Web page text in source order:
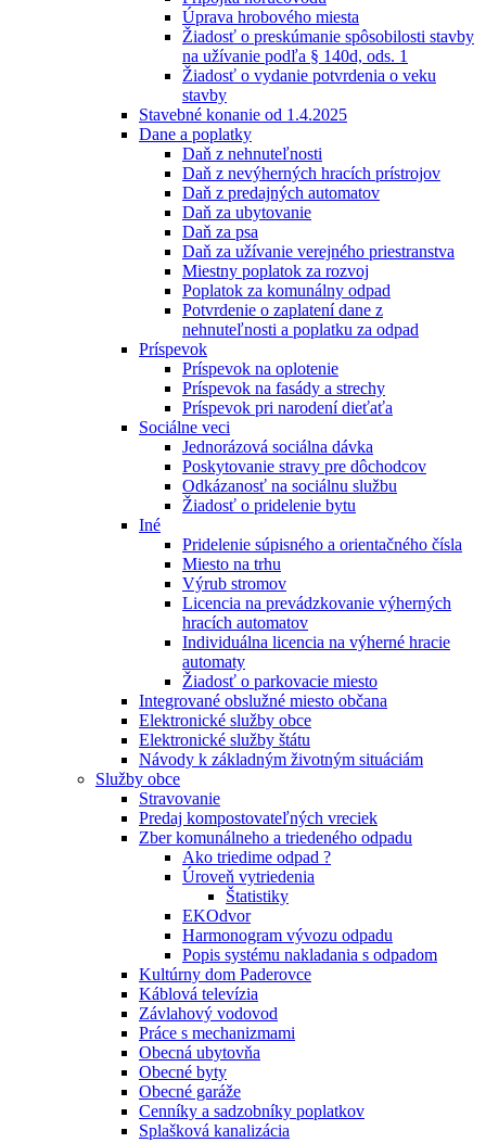
Úprava hrobového miesta
Žiadosť o preskúmanie spôsobilosti stavby
na užívanie podľa § 140d, ods. 1
Žiadosť o vydanie potvrdenia o veku
stavby
Stavebné konanie od 1.4.2025
Dane a poplatky
Daň z nehnuteľnosti
Daň z nevýherných hracích prístrojov
Daň z predajných automatov
Daň za ubytovanie
Daň za psa
Daň za užívanie verejného priestranstva
Miestny poplatok za rozvoj
Poplatok za komunálny odpad
Potvrdenie o zaplatení dane z
nehnuteľnosti a poplatku za odpad
Príspevok
Príspevok na oplotenie
Príspevok na fasády a strechy
Príspevok pri narodení dieťaťa
Sociálne veci
Jednorázová sociálna dávka
Poskytovanie stravy pre dôchodcov
Odkázanosť na sociálnu službu
Žiadosť o pridelenie bytu
Iné
Pridelenie súpisného a orientačného čísla
Miesto na trhu
Výrub stromov
Licencia na prevádzkovanie výherných
hracích automatov
Individuálna licencia na výherné hracie
automaty
Žiadosť o parkovacie miesto
Integrované obslužné miesto občana
Elektronické služby obce
Elektronické služby štátu
Návody k základným životným situáciám
Služby obce
Stravovanie
Predaj kompostovateľných vreciek
Zber komunálneho a triedeného odpadu
Ako triedime odpad ?
Úroveň vytriedenia
Štatistiky
EKOdvor
Harmonogram vývozu odpadu
Popis systému nakladania s odpadom
Kultúrny dom Paderovce
Káblová televízia
Závlahový vodovod
Práce s mechanizmami
Obecná ubytovňa
Obecné byty
Obecné garáže
Cenníky a sadzobníky poplatkov
Splašková kanalizácia